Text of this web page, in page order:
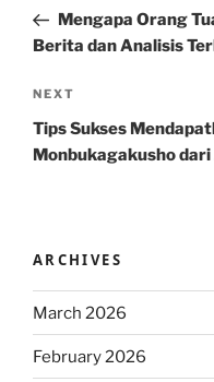
PostMengapa Orang
Berita dan Analisis
Next
Post
NEXT
Tips Sukses
Monbukagakusho dari
ARCHIVES
March 2026
February 2026